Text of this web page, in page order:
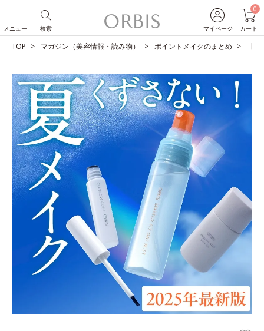
マイページ
0
カート
検索
メニュー
TOP マガジン（美容情報・読み物） ポイントメイクのまとめ 【